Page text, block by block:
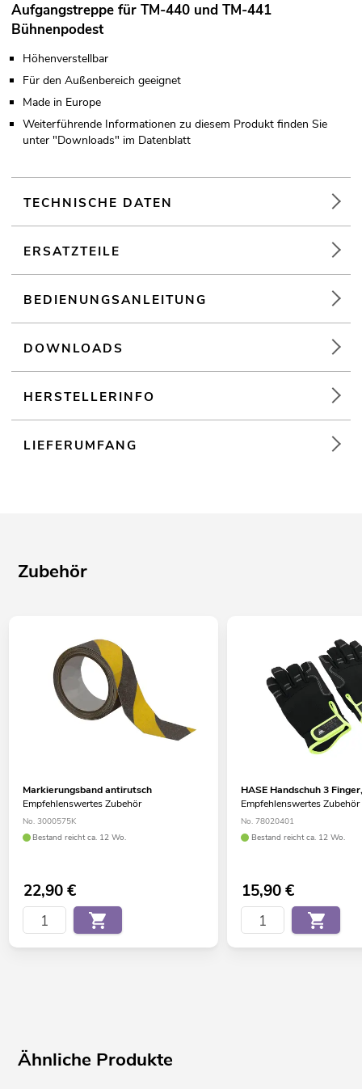
Aufgangstreppe für TM-440 und TM-441
Bühnenpodest
Höhenverstellbar
Für den Außenbereich geeignet
Made in Europe
Weiterführende Informationen zu diesem Produkt finden Sie
unter "Downloads" im Datenblatt
TECHNISCHE DATEN
ERSATZTEILE
BEDIENUNGSANLEITUNG
DOWNLOADS
HERSTELLERINFO
LIEFERUMFANG
Zubehör
Markierungsband antirutsch
Empfehlenswertes Zubehör
No. 3000575K
Bestand reicht ca. 12 Wo.
22,90€
HASE Handschuh 3
Empfehlenswertes Zubehör
No. 78020401
Bestand reicht ca. 12 Wo.
15,90€
Ähnliche Produkte